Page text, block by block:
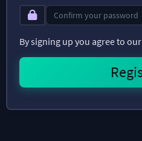
By signing up you agree to our